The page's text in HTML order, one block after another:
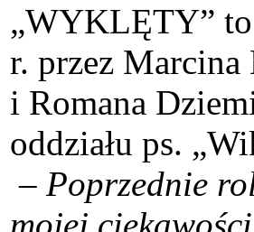
„WYKLĘTY”
r. przez
i Romana
oddziału ps.
– Poprzednie
mojej